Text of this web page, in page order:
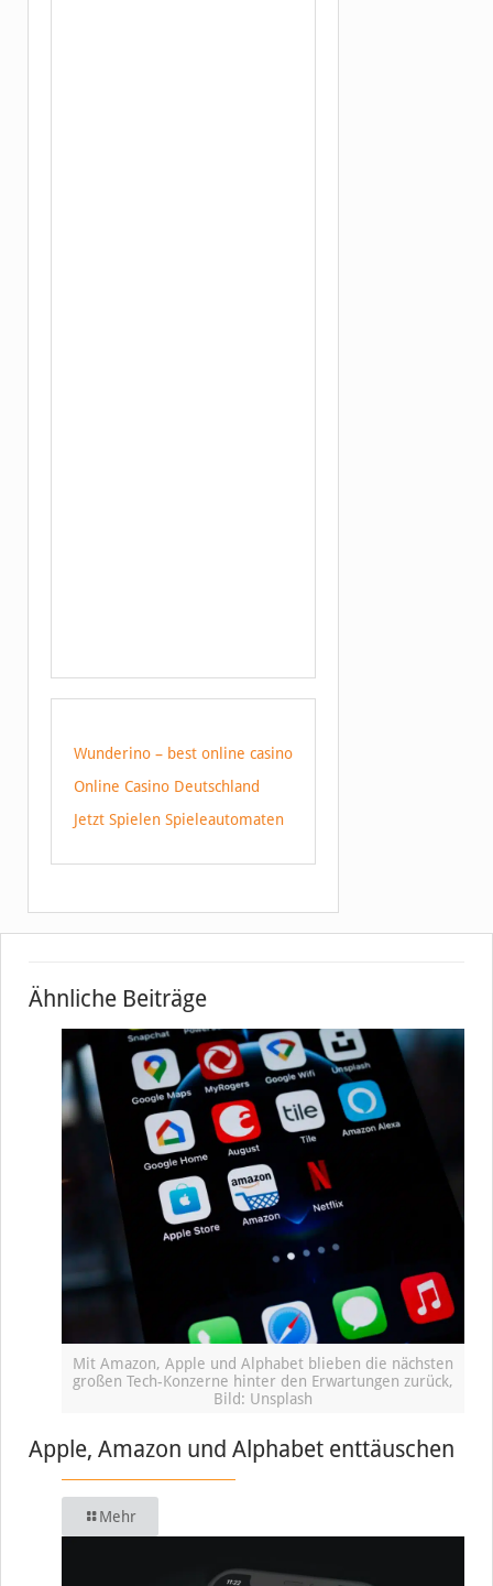
Wunderino – best online casino
Online Casino Deutschland
Jetzt Spielen Spieleautomaten
Ähnliche Beiträge
Mit Amazon, Apple und Alphabet blieben die nächsten
großen Tech-Konzerne hinter den Erwartungen zurück,
Bild: Unsplash
Apple, Amazon und Alphabet enttäuschen
Mehr